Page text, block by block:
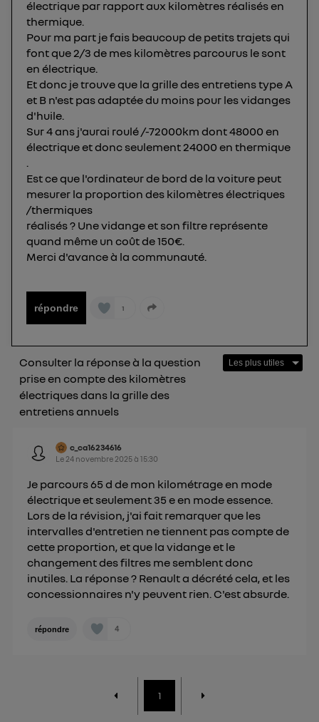
électrique par rapport aux kilomètres réalisés en
thermique.
Pour ma part je fais beaucoup de petits trajets qui
font que 2/3 de mes kilomètres parcourus le sont
en électrique.
Et donc je trouve que la grille des entretiens type A
et B n'est pas adaptée du moins pour les vidanges
d'huile.
Sur 4 ans j'aurai roulé /-72000km dont 48000 en
électrique et donc seulement 24000 en thermique
.
Est ce que l'ordinateur de bord de la voiture peut
mesurer la proportion des kilomètres électriques
/thermiques
réalisés ? Une vidange et son filtre représente
quand même un coût de 150€.
Merci d'avance à la communauté.
répondre 1
Consulter la réponse à la question
prise en compte des kilomètres
électriques dans la grille des
entretiens annuels
c_ca16234616
Le 24 novembre 2025à15:30
Je parcours 65 d de mon kilométrage en mode
électrique et seulement 35 e en mode essence.
Lors de la révision, j'ai fait remarquer que les
intervalles d'entretien ne tiennent pas compte de
cette proportion, et que la vidange et le
changement des filtres me semblent donc
inutiles. La réponse ? Renault a décrété cela, et les
concessionnaires n'y peuvent rien. C'est absurde.
répondre 4
1
uniquement sur la navigation de l'utilisateur du mobile.
Vous pouvez à tout moment retirer ce
consentement surle portail d’Utiq("
") ou via la page « gérer Utiq » en bas de ce site.
Pour plus d'informations, veuillez consulterla
Politique d'information sur les données